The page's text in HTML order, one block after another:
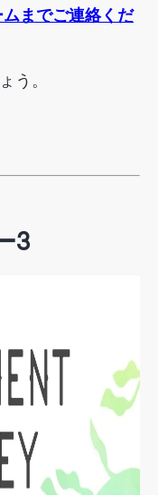
までご連絡くだ
う。
3